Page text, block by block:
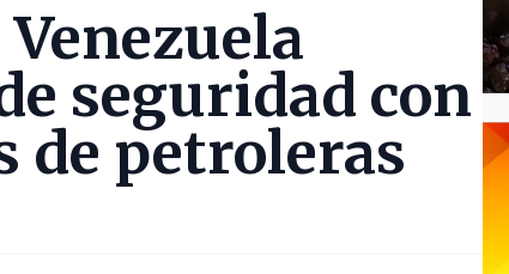
seguridad con
de petroleras